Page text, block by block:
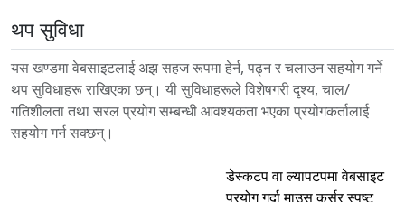
थप सुविधा
यस खण्डमा वेबसाइटलाई अझ सहज रूपमा हेर्न, पढ्न र चलाउन सहयोग गर्ने
थप सुविधाहरू राखिएका छन्। यी सुविधाहरूले विशेषगरी दृश्य, चाल/
गतिशीलता तथा सरल प्रयोग सम्बन्धी आवश्यकता भएका प्रयोगकर्तालाई
सहयोग गर्न सक्छन्।
डेस्कटप वा ल्यापटपमा वेबसाइट
प्रयोग गर्दा माउस कर्सर स्पष्ट